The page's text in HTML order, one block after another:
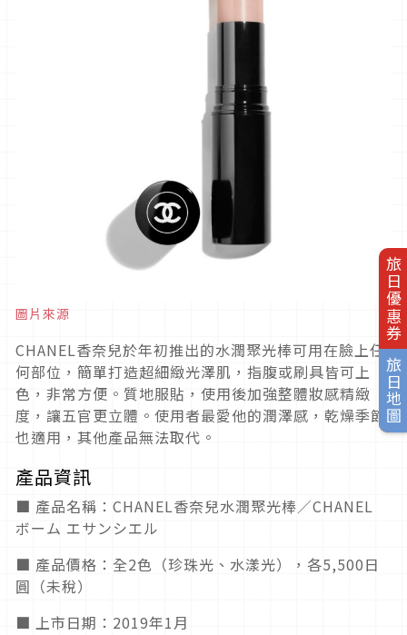
旅日優惠券
旅日地圖
圖片來源
CHANEL香奈兒於年初推出的水潤聚光棒可用在臉上任
何部位，簡單打造超細緻光澤肌，指腹或刷具皆可上
色，非常方便。質地服貼，使用後加強整體妝感精緻
度，讓五官更立體。使用者最愛他的潤澤感，乾燥季節
也適用，其他產品無法取代。
產品資訊
■ 產品名稱：CHANEL香奈兒水潤聚光棒／CHANEL
ボーム エサンシエル
■ 產品價格：全2色（珍珠光、水漾光），各5,500日
圓（未稅）
■ 上市日期：2019年1月